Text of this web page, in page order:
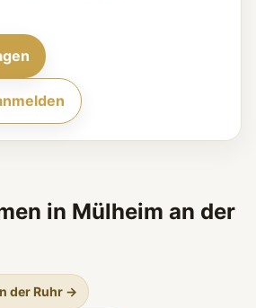
in Mülheim an der
der Ruhr →